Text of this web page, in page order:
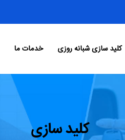
کلید سازی شبانه روزی خدمات ما
کلید سازی